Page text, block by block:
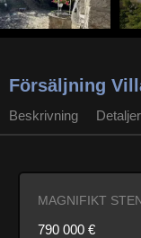
Försäljning
Beskrivning Detaljer
MAGNIFIKT
790 000 €